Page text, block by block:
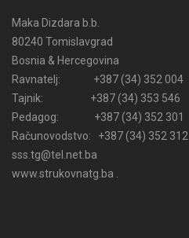
Maka Dizdara b.b.
80240 Tomislavgrad
Bosnia & Hercegovina
Ravnatelj: +387 (34) 352 004
Tajnik: +387 (34) 353 546
Pedagog: +387 (34) 352 301
Računovodstvo: +387 (34) 352 312
sss.tg@tel.net.ba
www.strukovnatg.ba .